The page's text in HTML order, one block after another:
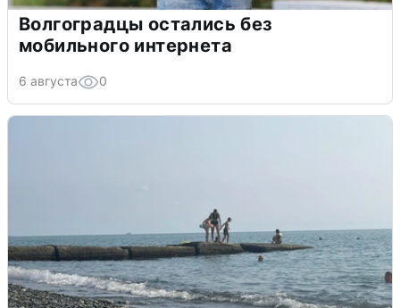
Волгоградцы остались без
мобильного интернета
6 августа 0